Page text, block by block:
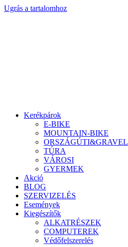
Ugrás a tartalomhoz
Kerékpárok
E-BIKE
MOUNTAIN-BIKE
ORSZÁGÚTI&GRAVEL
TÚRA
VÁROSI
GYERMEK
Akció
BLOG
SZERVIZELÉS
Események
Kiegészítők
ALKATRÉSZEK
COMPUTEREK
Védőfelszerelés